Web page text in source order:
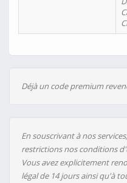
Déjà un code premium
En souscrivant à nos
restrictions nos conditions
Vous avez explicitement
légal de 14 jours ainsi qu'à